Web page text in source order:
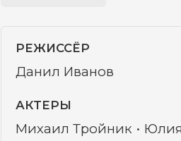
РЕЖИССЁР
Данил Иванов
АКТЕРЫ
Михаил Тройник